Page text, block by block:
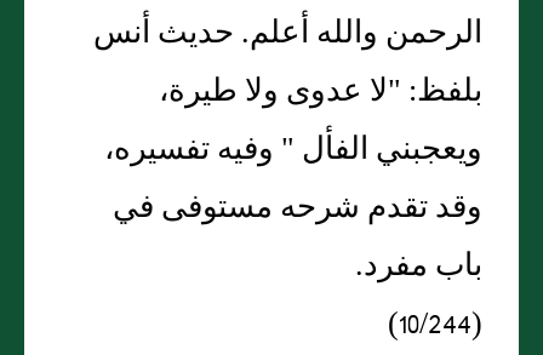
الرحمن والله أعلم. حديث أنس
بلفظ: "لا عدوى ولا طيرة،
ويعجبني الفأل " وفيه تفسيره،
وقد تقدم شرحه مستوفى في
باب مفرد.
(10/244)